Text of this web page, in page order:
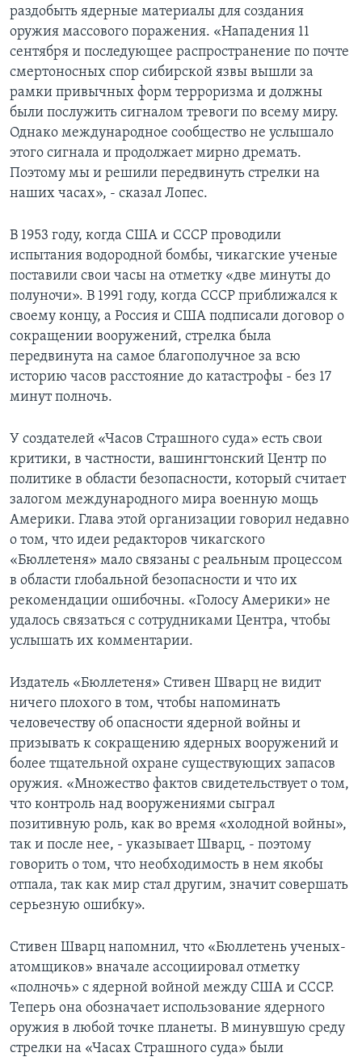
раздобыть ядерные материалы для создания
оружия массового поражения. «Нападения 11
сентября и последующее распространение по почте
смертоносных спор сибирской язвы вышли за
рамки привычных форм терроризма и должны
были послужить сигналом тревоги по всему миру.
Однако международное сообщество не услышало
этого сигнала и продолжает мирно дремать.
Поэтому мы и решили передвинуть стрелки на
наших часах», - сказал Лопес.
В 1953 году, когда США и СССР проводили
испытания водородной бомбы, чикагские ученые
поставили свои часы на отметку «две минуты до
полуночи». В 1991 году, когда СССР приближался к
своему концу, а Россия и США подписали договор о
сокращении вооружений, стрелка была
передвинута на самое благополучное за всю
историю часов расстояние до катастрофы - без 17
минут полночь.
У создателей «Часов Страшного суда» есть свои
критики, в частности, вашингтонский Центр по
политике в области безопасности, который считает
залогом международного мира военную мощь
Америки. Глава этой организации говорил недавно
о том, что идеи редакторов чикагского
«Бюллетеня» мало связаны с реальным процессом
в области глобальной безопасности и что их
рекомендации ошибочны. «Голосу Америки» не
удалось связаться с сотрудниками Центра, чтобы
услышать их комментарии.
Издатель «Бюллетеня» Стивен Шварц не видит
ничего плохого в том, чтобы напоминать
человечеству об опасности ядерной войны и
призывать к сокращению ядерных вооружений и
более тщательной охране существующих запасов
оружия. «Множество фактов свидетельствует о том,
что контроль над вооружениями сыграл
позитивную роль, как во время «холодной войны»,
так и после нее, - указывает Шварц, - поэтому
говорить о том, что необходимость в нем якобы
отпала, так как мир стал другим, значит совершать
серьезную ошибку».
Стивен Шварц напомнил, что «Бюллетень ученых-
атомщиков» вначале ассоциировал отметку
«полночь» с ядерной войной между США и СССР.
Теперь она обозначает использование ядерного
оружия в любой точке планеты. В минувшую среду
стрелки на «Часах Страшного суда» были